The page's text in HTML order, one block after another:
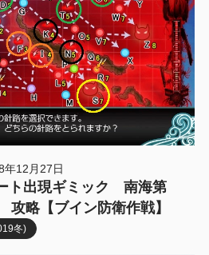
年12月27日
ト出現ギミック 南海第
略【ブイン防衛作戦】
冬)